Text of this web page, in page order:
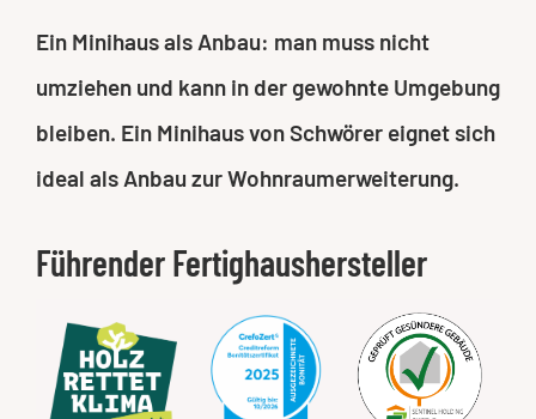
Ein Minihaus als Anbau: man muss nicht
umziehen und kann in der gewohnte Umgebung
bleiben. Ein Minihaus von Schwörer eignet sich
ideal als Anbau zur Wohnraumerweiterung.
Führender Fertighaushersteller